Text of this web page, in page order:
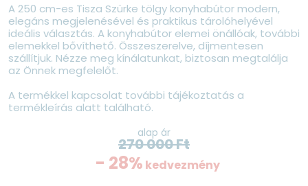
A 250 cm-es Tisza Szürke tölgy konyhabútor modern,
elegáns megjelenésével és praktikus tárolóhelyével
ideális választás. A konyhabútor elemei önállóak, további
elemekkel bővíthető. Összeszerelve, díjmentesen
szállítjuk. Nézze meg kínálatunkat, biztosan megtalálja
az Önnek megfelelőt.
A termékkel kapcsolat további tájékoztatás a
termékleírás alatt található.
alap ár
270 000Ft
- 28% kedvezmény